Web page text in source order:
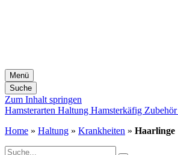
Menü
Suche
Zum Inhalt springen
Hamsterarten Haltung Hamsterkäfig Zubehör
Home » Haltung » Krankheiten » Haarlinge